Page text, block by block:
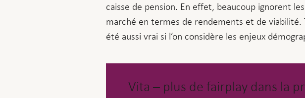
caisse de pension. En effet, beaucoup ignorent
marché en termes de rendements et de viabilité.
été aussi vrai si l’on considère les enjeux
Vita – plus de fairplay dans la